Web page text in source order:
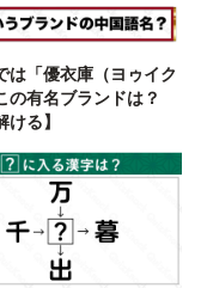
は「優衣庫（ヨゥイク
の有名ブランドは？
ける】